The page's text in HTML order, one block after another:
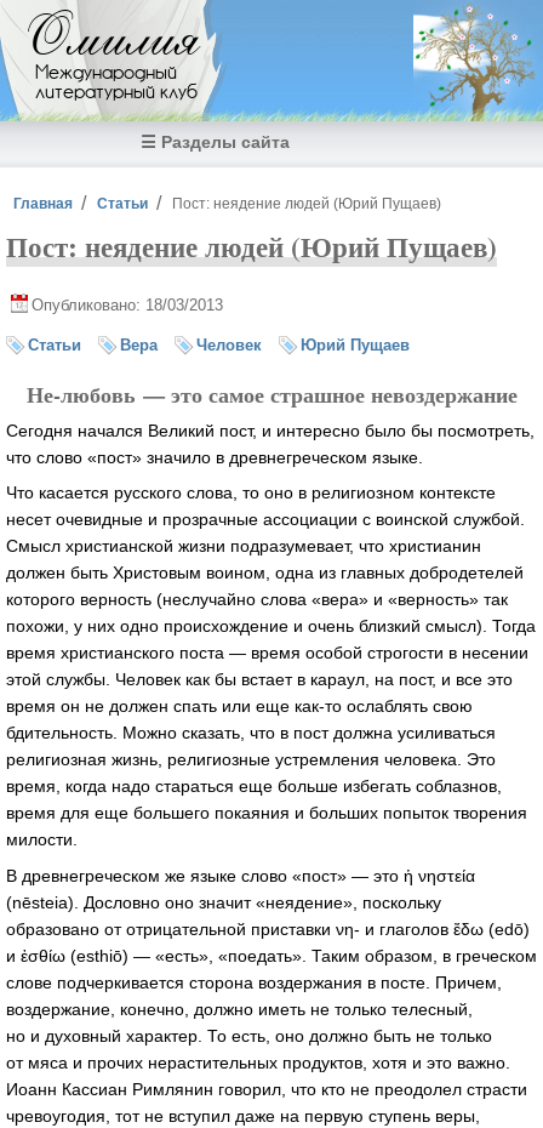
Перейти к основному содержанию
Омилия
Международный
литературный клуб
☰ Разделы сайта
Вы здесь
Главная Статьи Пост: неядение людей (Юрий Пущаев)
Пост: неядение людей (Юрий Пущаев)
Опубликовано: 18/03/2013
Статьи Вера Человек Юрий Пущаев
Не-любовь — это самое страшное невоздержание
Сегодня начался Великий пост, и интересно было бы посмотреть,
что слово «пост» значило в древнегреческом языке.
Что касается русского слова, то оно в религиозном контексте
несет очевидные и прозрачные ассоциации с воинской службой.
Смысл христианской жизни подразумевает, что христианин
должен быть Христовым воином, одна из главных добродетелей
которого верность (неслучайно слова «вера» и «верность» так
похожи, у них одно происхождение и очень близкий смысл). Тогда
время христианского поста — время особой строгости в несении
этой службы. Человек как бы встает в караул, на пост, и все это
время он не должен спать или еще как-то ослаблять свою
бдительность. Можно сказать, что в пост должна усиливаться
религиозная жизнь, религиозные устремления человека. Это
время, когда надо стараться еще больше избегать соблазнов,
время для еще большего покаяния и больших попыток творения
милости.
В древнегреческом же языке слово «пост» — это ἡ νηστεία
(nēsteia). Дословно оно значит «неядение», поскольку
образовано от отрицательной приставки νη- и глаголов ἔδω (edō)
и ἐσθίω (esthiō) — «есть», «поедать». Таким образом, в греческом
слове подчеркивается сторона воздержания в посте. Причем,
воздержание, конечно, должно иметь не только телесный,
но и духовный характер. То есть, оно должно быть не только
от мяса и прочих нерастительных продуктов, хотя и это важно.
Иоанн Кассиан Римлянин говорил, что кто не преодолел страсти
чревоугодия, тот не вступил даже на первую ступень веры,